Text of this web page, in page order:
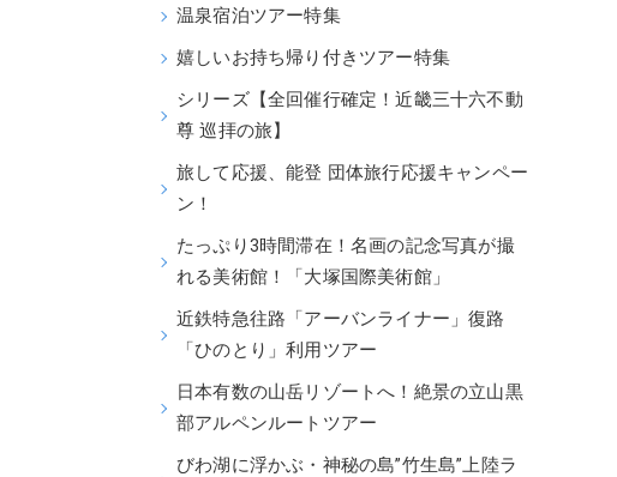
温泉宿泊ツアー特集
嬉しいお持ち帰り付きツアー特集
シリーズ【全回催行確定！近畿三十六不動
尊 巡拝の旅】
旅して応援、能登 団体旅行応援キャンペー
ン！
たっぷり3時間滞在！名画の記念写真が撮
れる美術館！「大塚国際美術館」
近鉄特急往路「アーバンライナー」復路
「ひのとり」利用ツアー
日本有数の山岳リゾートへ！絶景の立山黒
部アルペンルートツアー
びわ湖に浮かぶ・神秘の島”竹生島”上陸ラ